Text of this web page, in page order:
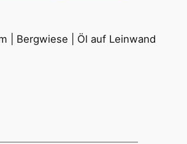
| Bergwiese | Öl auf Leinwand